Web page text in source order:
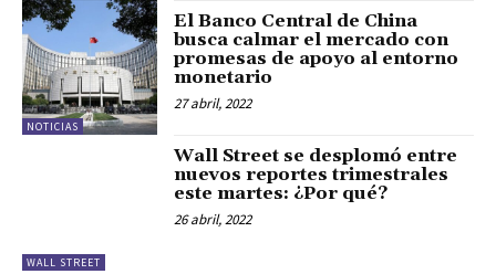
NOTICIAS
El Banco Central de China
busca calmar el mercado con
promesas de apoyo al entorno
monetario
27 abril, 2022
WALL STREET
Wall Street se desplomó entre
nuevos reportes trimestrales
este martes: ¿Por qué?
26 abril, 2022